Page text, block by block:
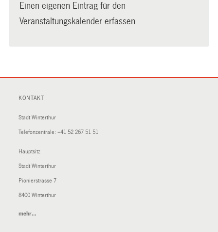
Einen eigenen Eintrag für den
Veranstaltungskalender erfassen
KONTAKT
Stadt Winterthur
Telefonzentrale: +41 52 267 51 51
Hauptsitz
Stadt Winterthur
Pionierstrasse 7
8400 Winterthur
mehr…